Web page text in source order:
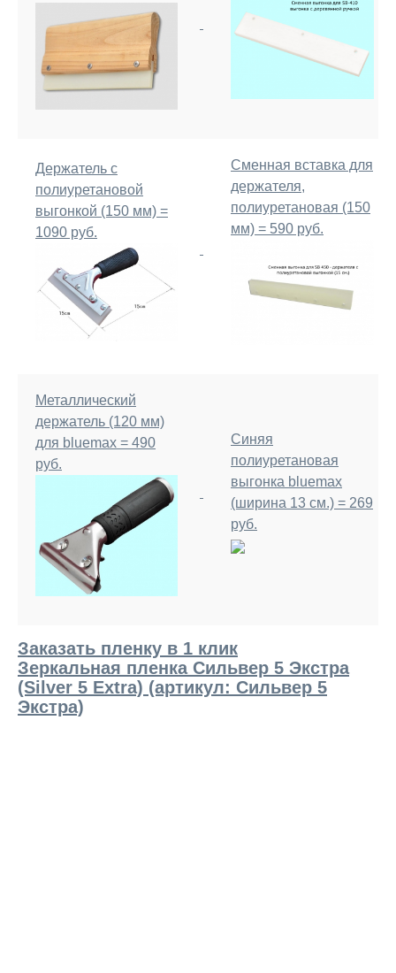
Держатель с
полиуретановой
выгонкой (150 мм) =
1090 руб.
Сменная вставка для
держателя,
полиуретановая (150
мм) = 590 руб.
Металлический
держатель (120 мм)
для bluemax = 490
руб.
Синяя
полиуретановая
выгонка bluemax
(ширина 13 см.) = 269
руб.
Заказать пленку в 1 клик
Зеркальная пленка Сильвер 5 Экстра
(Silver 5 Extra) (артикул: Сильвер 5
Экстра)